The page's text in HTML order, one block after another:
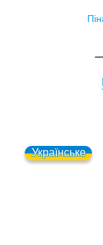
Українське